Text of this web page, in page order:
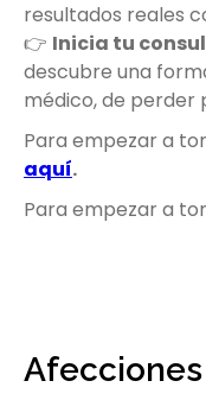
resultados reales
👉 Inicia tu
descubre una
médico, de perder
Para empezar a
aquí.
Para empezar a